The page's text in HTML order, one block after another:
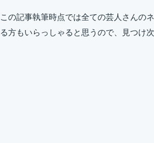
この記事執筆時点では全ての芸人さんの
る方もいらっしゃると思うので、見つけ